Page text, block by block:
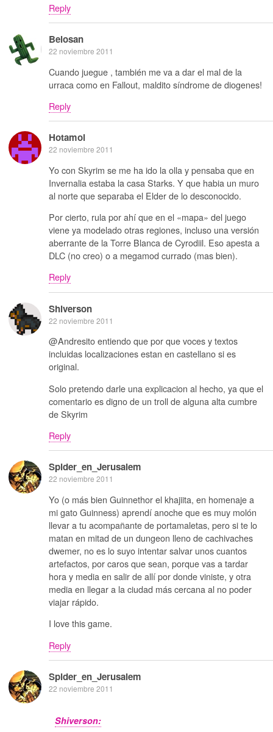
Reply
Belosan
22 noviembre 2011
Cuando juegue , también me va a dar el mal de la
urraca como en Fallout, maldito síndrome de diogenes!
Reply
Hotamol
22 noviembre 2011
Yo con Skyrim se me ha ido la olla y pensaba que en
Invernalia estaba la casa Starks. Y que habia un muro
al norte que separaba el Elder de lo desconocido.
Por cierto, rula por ahí que en el «mapa» del juego
viene ya modelado otras regiones, incluso una versión
aberrante de la Torre Blanca de Cyrodiil. Eso apesta a
DLC (no creo) o a megamod currado (mas bien).
Reply
Shiverson
22 noviembre 2011
@Andresito entiendo que por que voces y textos
incluidas localizaciones estan en castellano si es
original.
Solo pretendo darle una explicacion al hecho, ya que el
comentario es digno de un troll de alguna alta cumbre
de Skyrim
Reply
Spider_en_Jerusalem
22 noviembre 2011
Yo (o más bien Guinnethor el khajiita, en homenaje a
mi gato Guinness) aprendí anoche que es muy molón
llevar a tu acompañante de portamaletas, pero si te lo
matan en mitad de un dungeon lleno de cachivaches
dwemer, no es lo suyo intentar salvar unos cuantos
artefactos, por caros que sean, porque vas a tardar
hora y media en salir de allí por donde viniste, y otra
media en llegar a la ciudad más cercana al no poder
viajar rápido.
I love this game.
Reply
Spider_en_Jerusalem
22 noviembre 2011
Shiverson: